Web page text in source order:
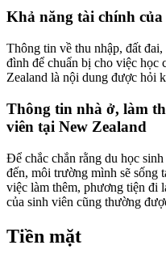
Khả năng tài chính
Thông tin về thu nhập, đất
đình để chuẩn bị cho việc học
Zealand là nội dung được hỏi
Thông tin nhà ở, làm
viên tại New Zealand
Để chắc chắn rằng du học
đến, môi trường mình sẽ sống
việc làm thêm, phương tiện đi
của sinh viên cũng thường
Tiền mặt